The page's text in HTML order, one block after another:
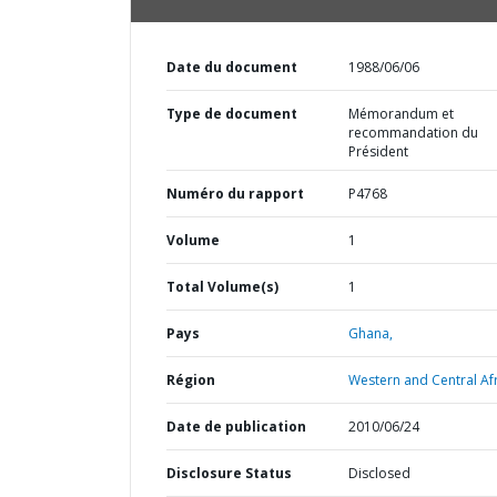
Date du document 1988/06/06
Type de document
Mémorandum et
recommandation du
Président
Numéro du rapport P4768
Volume 1
Total Volume(s) 1
Pays Ghana,
Région Western and Central
Date de publication 2010/06/24
Disclosure Status Disclosed